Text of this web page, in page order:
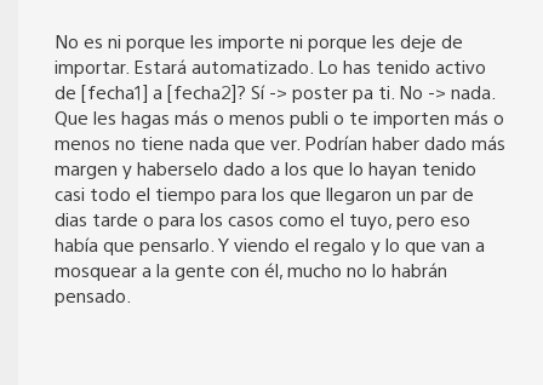
No es ni porque les importe ni porque les deje de
importar. Estará automatizado. Lo has tenido activo
de [fecha1] a [fecha2]? Sí -> poster pa ti. No -> nada.
Que les hagas más o menos publi o te importen más o
menos no tiene nada que ver. Podrían haber dado más
margen y haberselo dado a los que lo hayan tenido
casi todo el tiempo para los que llegaron un par de
dias tarde o para los casos como el tuyo, pero eso
había que pensarlo. Y viendo el regalo y lo que van a
mosquear a la gente con él, mucho no lo habrán
pensado.